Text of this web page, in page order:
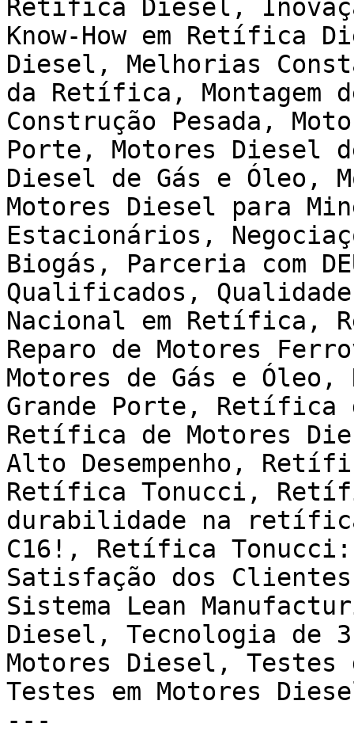
Retífica Diesel,
Know-How em Retífica
Diesel, Melhorias
da Retífica, Montagem
Construção Pesada,
Porte, Motores Diesel
Diesel de Gás e Óleo,
Motores Diesel para
Estacionários,
Biogás, Parceria com
Qualificados,
Nacional em Retífica,
Reparo de Motores
Motores de Gás e
Grande Porte, Retífica
Retífica de Motores
Alto Desempenho,
Retífica Tonucci,
durabilidade na
C16!, Retífica Tonucci:
Satisfação dos
Sistema Lean
Diesel, Tecnologia de 3
Motores Diesel, Testes
Testes em Motores
---